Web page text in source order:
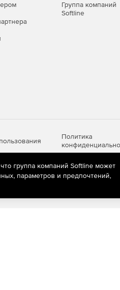
Группа компаний
Softline
Политика
технологии
находящихся на
группа компаний Softline может
параметров и предпочтений,